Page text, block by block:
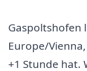
Gaspoltshofen
Europe/
+1 Stunde hat.